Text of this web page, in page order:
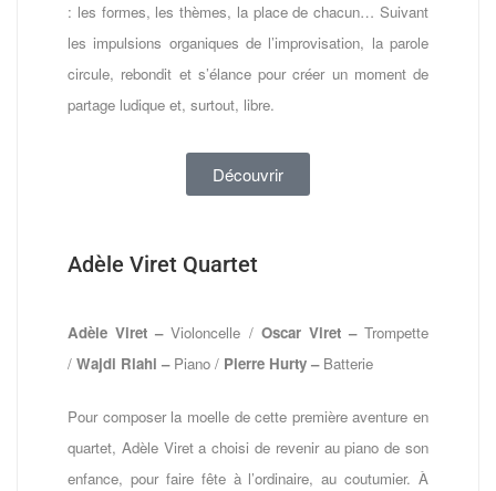
: les formes, les thèmes, la place de chacun… Suivant
les impulsions organiques de l’improvisation, la parole
circule, rebondit et s’élance pour créer un moment de
partage ludique et, surtout, libre.
Découvrir
Adèle Viret Quartet
Adèle Viret –Violoncelle / Oscar Viret –Trompette
/ Wajdi Riahi –Piano / Pierre Hurty –Batterie
Pour composer la moelle de cette première aventure en
quartet, Adèle Viret a choisi de revenir au piano de son
enfance, pour faire fête à l’ordinaire, au coutumier. À